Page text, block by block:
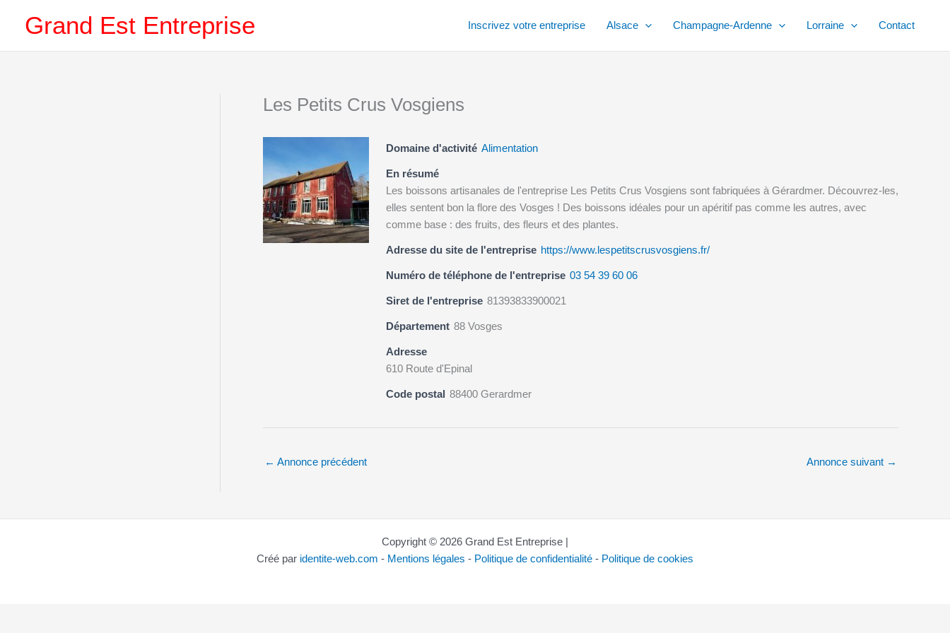
Grand Est Entreprise Inscrivez votre entreprise Alsace Champagne-Ardenne Lorraine Contact
Les Petits Crus Vosgiens
Domaine d'activité Alimentation
En résumé
Les boissons artisanales de l'entreprise Les Petits Crus Vosgiens sont fabriquées à Gérardmer. Découvrez-les,
elles sentent bon la flore des Vosges ! Des boissons idéales pour un apéritif pas comme les autres, avec
comme base : des fruits, des fleurs et des plantes.
Adresse du site de l'entreprise https://www.lespetitscrusvosgiens.fr/
Numéro de téléphone de l'entreprise 03 54 39 60 06
Siret de l'entreprise 81393833900021
Département 88 Vosges
Adresse
610 Route d'Epinal
Code postal 88400 Gerardmer
← Annonce précédent Annonce suivant →
Copyright © 2026 Grand Est Entreprise |
Créé par identite-web.com - Mentions légales - Politique de confidentialité - Politique de cookies